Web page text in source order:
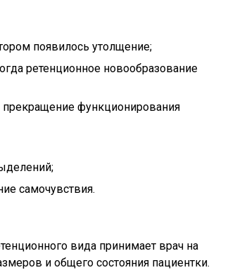
появилось утолщение;
ретенционное новообразование
прекращение функционирования
самочувствия.
вида принимает врач на
и общего состояния пациентки.